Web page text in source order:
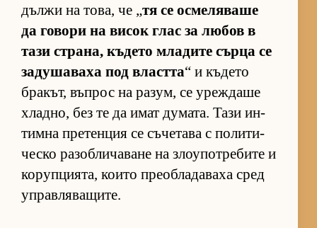
дължи на то­ва, че „тя се ос­ме­ля­ваше
да го­вори на ви­сок глас за лю­бов в
тази стра­на, къ­дето мла­дите сърца се
за­ду­ша­ваха под властта“ и къ­дето
бра­кът, въп­рос на ра­зум, се уреж­даше
хлад­но, без те да имат ду­ма­та. Тази ин­
тимна пре­тен­ция се съ­че­тава с по­ли­ти­
ческо ра­зоб­ли­ча­ване на зло­у­пот­ре­бите и
ко­руп­ци­я­та, ко­ито пре­об­ла­да­ваха сред
уп­рав­ля­ва­щи­те.